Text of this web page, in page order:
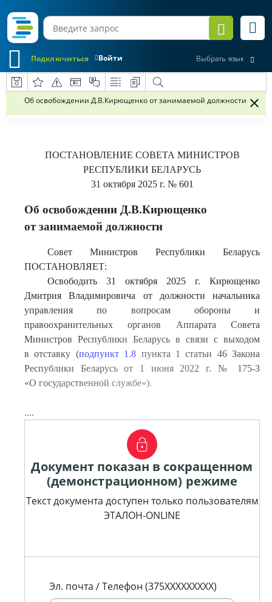
Войти
Подключиться Выбрать язык
Об освобождении Д.В.Кирющенко от занимаемой должности
ПОСТАНОВЛЕНИЕ СОВЕТА МИНИСТРОВ
РЕСПУБЛИКИ БЕЛАРУСЬ
31 октября 2025 г. № 601
Об освобождении Д.В.Кирющенко
от занимаемой должности
Совет Министров Республики Беларусь
ПОСТАНОВЛЯЕТ:
Освободить 31 октября 2025 г. Кирющенко
Дмитрия Владимировича от должности начальника
управления по вопросам обороны и
правоохранительных органов Аппарата Совета
Министров Республики Беларусь в связи с выходом
в отставку (подпункт 1.8 пункта 1 статьи 46 Закона
Республики Беларусь от 1 июня 2022 г. № 175-З
«О государственной службе»).
....
Документ показан в сокращенном
(демонстрационном) режиме
Текст документа доступен только пользователям
ЭТАЛОН-ONLINE
Эл. почта / Телефон (375XXXXXXXXX)